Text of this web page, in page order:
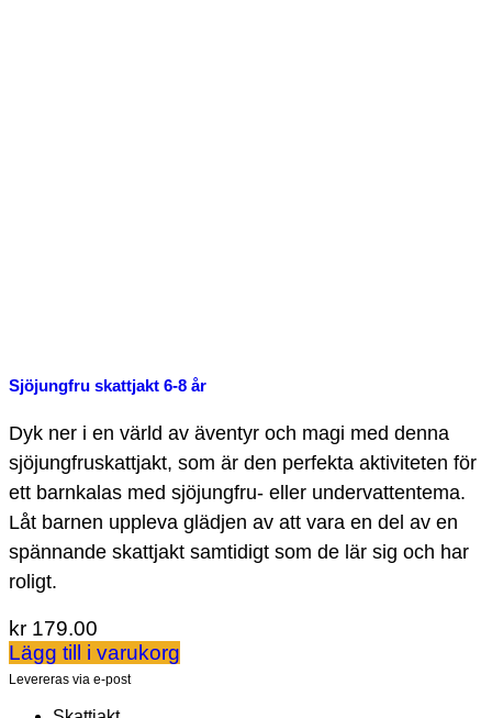
Sjöjungfru skattjakt 6-8 år
Dyk ner i en värld av äventyr och magi med denna
sjöjungfruskattjakt, som är den perfekta aktiviteten för
ett barnkalas med sjöjungfru- eller undervattentema.
Låt barnen uppleva glädjen av att vara en del av en
spännande skattjakt samtidigt som de lär sig och har
roligt.
kr 179.00
Lägg till i varukorg
Levereras via e-post